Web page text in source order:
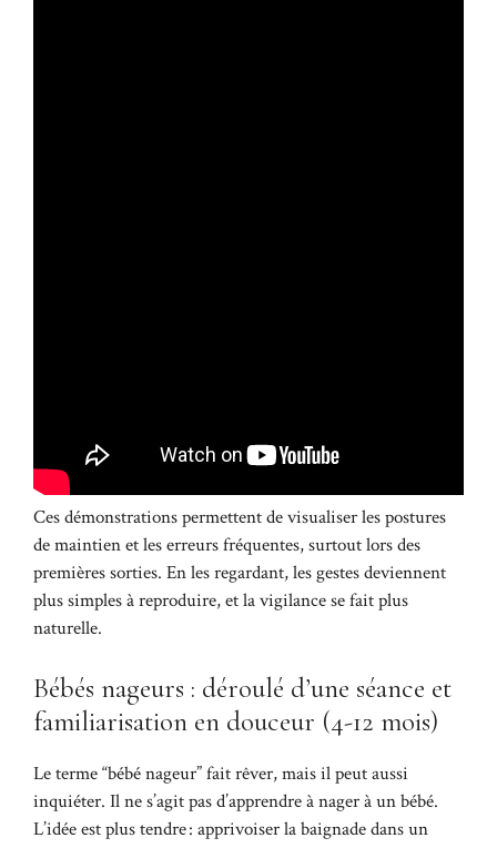
Ces démonstrations permettent de visualiser les postures
de maintien et les erreurs fréquentes, surtout lors des
premières sorties. En les regardant, les gestes deviennent
plus simples à reproduire, et la vigilance se fait plus
naturelle.
Bébés nageurs : déroulé d’une séance et
familiarisation en douceur (4-12 mois)
Le terme “bébé nageur” fait rêver, mais il peut aussi
inquiéter. Il ne s’agit pas d’apprendre à nager à un bébé.
L’idée est plus tendre : apprivoiser la baignade dans un